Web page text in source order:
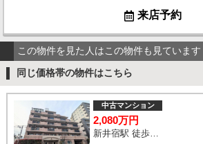
来店予約
この物件を見た人はこの物件も見ています
同じ価格帯の物件はこちら
中古マンション
2,080万円